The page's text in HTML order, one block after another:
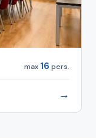
max 16 pers.
→